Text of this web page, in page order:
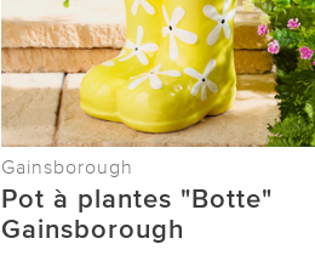
Gainsborough
Pot à plantes "Botte"
Gainsborough